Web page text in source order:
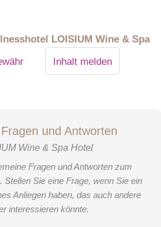
LOISIUM Wine & Spa
Inhalt melden
und Antworten
Wine & Spa Hotel
Fragen und Antworten zum
Stellen Sie eine Frage, wenn Sie ein
Anliegen haben, das auch andere
interessieren könnte.